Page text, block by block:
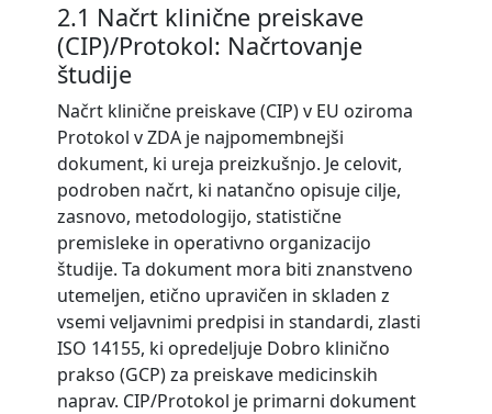
2.1 Načrt klinične preiskave
(CIP)/Protokol: Načrtovanje
študije
Načrt klinične preiskave (CIP) v EU oziroma
Protokol v ZDA je najpomembnejši
dokument, ki ureja preizkušnjo. Je celovit,
podroben načrt, ki natančno opisuje cilje,
zasnovo, metodologijo, statistične
premisleke in operativno organizacijo
študije. Ta dokument mora biti znanstveno
utemeljen, etično upravičen in skladen z
vsemi veljavnimi predpisi in standardi, zlasti
ISO 14155, ki opredeljuje Dobro klinično
prakso (GCP) za preiskave medicinskih
naprav. CIP/Protokol je primarni dokument